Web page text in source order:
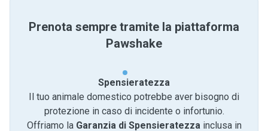
Prenota sempre tramite la piattaforma
Pawshake
Spensieratezza
Il tuo animale domestico potrebbe aver bisogno di
protezione in caso di incidente o infortunio.
Offriamo la Garanzia di Spensieratezzainclusa in